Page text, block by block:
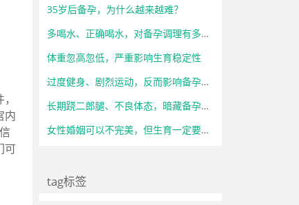
内
可
35岁后备孕，为什么越来越难？
多喝水、正确喝水，对备孕调理有多重要？
体重忽高忽低，严重影响生育稳定性
过度健身、剧烈运动，反而影响备孕状态
长期跷二郎腿、不良体态，暗藏备孕隐患
女性婚姻可以不完美，但生育一定要自主
tag标签